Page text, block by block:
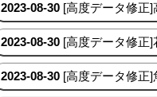
2023-08-30 [高度データ修正
2023-08-30 [高度データ修正
2023-08-30 [高度データ修正